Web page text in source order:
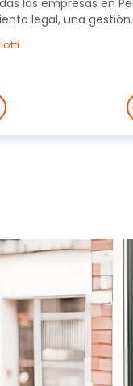
legal, una gestión